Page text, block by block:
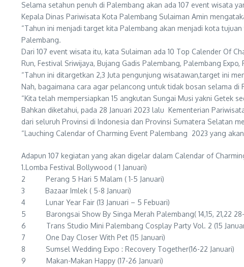
Selama setahun penuh di Palembang akan ada 107 event wisata
Kepala Dinas Pariwisata Kota Palembang Sulaiman Amin
“Tahun ini menjadi target kita Palembang akan menjadi kota
Palembang.
Dari 107 event wisata itu, kata Sulaiman ada 10 Top Calender Of
Run, Festival Sriwijaya, Bujang Gadis Palembang, Palembang
“Tahun ini ditargetkan 2,3 Juta pengunjung wisatawan,target ini
Nah, bagaimana cara agar pelancong untuk tidak bosan selama
“Kita telah mempersiapkan 15 angkutan Sungai Musi yakni Getek
Bahkan diketahui, pada 28 Januari 2023 lalu Kementerian
dari seluruh Provinsi di Indonesia dan Provinsi Sumatera Selatan
“Lauching Calendar of Charming Event Palembang 2023 yang
Adapun 107 kegiatan yang akan digelar dalam Calendar of
1.Lomba Festival Bollywood ( 1 Januari)
2 Perang 5 Hari 5 Malam ( 1-5 Januari)
3 Bazaar Imlek ( 5-8 Januari)
4 Lunar Year Fair (13 Januari – 5 Febuari)
5 Barongsai Show By Singa Merah Palembang( 14,15, 21,22 28-
6 Trans Studio Mini Palembang Cosplay Party Vol. 2 (15
7 One Day Closer With Pet (15 Januari)
8 Sumsel Wedding Expo : Recovery Together(16-22 Januari)
9 Makan-Makan Happy (17-26 Januari)